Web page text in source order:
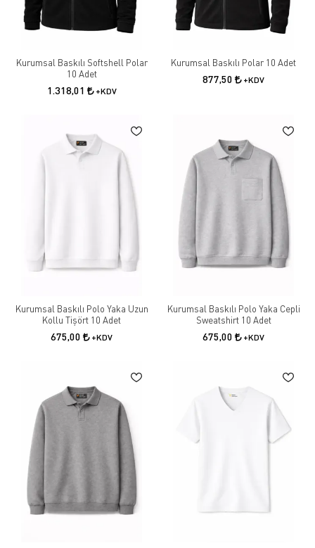
Kurumsal Baskılı Softshell Polar
10 Adet
1.318,01 +KDV
Kurumsal Baskılı Polar 10 Adet
877,50 +KDV
Kurumsal Baskılı Polo Yaka Uzun
Kollu Tişört 10 Adet
675,00 +KDV
Kurumsal Baskılı Polo Yaka Cepli
Sweatshirt 10 Adet
675,00 +KDV